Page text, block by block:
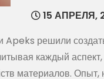
15 АПРЕЛЯ,
решили
каждый
материалов. Опыт,